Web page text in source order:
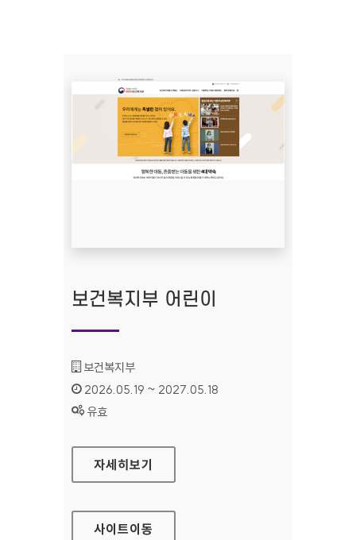
보건복지부 어린이
기관명 :
보건복지부
인증기간 :
2026.05.19 ~ 2027.05.18
상태 :
유효
보건복지부 어린이
자세히보기
사이트이동